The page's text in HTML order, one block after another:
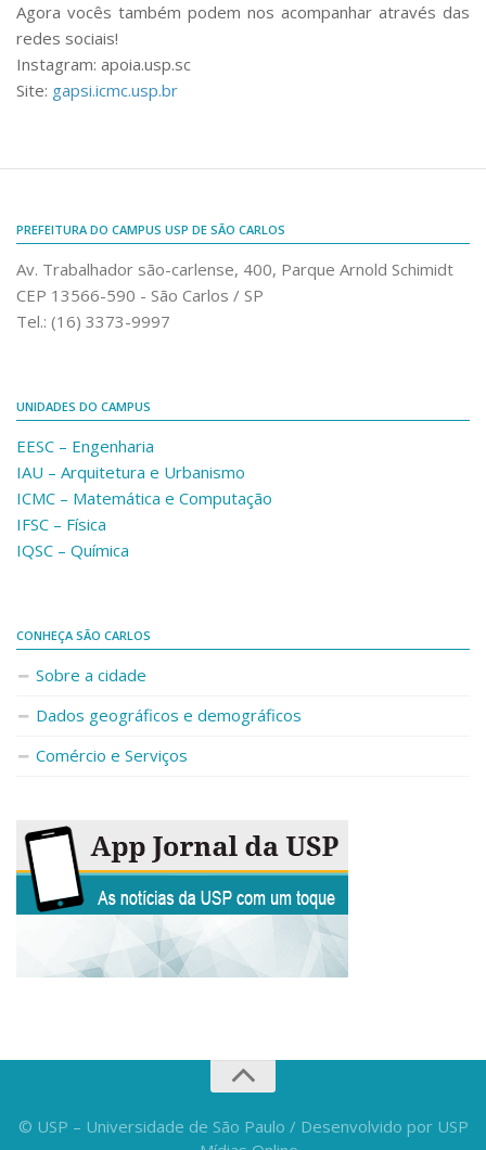
Agora vocês também podem nos acompanhar através das
redes sociais!
Instagram: apoia.usp.sc
Site: gapsi.icmc.usp.br
PREFEITURA DO CAMPUS USP DE SÃO CARLOS
Av. Trabalhador são-carlense, 400, Parque Arnold Schimidt
CEP 13566-590 - São Carlos / SP
Tel.: (16) 3373-9997
UNIDADES DO CAMPUS
EESC – Engenharia
IAU – Arquitetura e Urbanismo
ICMC – Matemática e Computação
IFSC – Física
IQSC – Química
CONHEÇA SÃO CARLOS
Sobre a cidade
Dados geográficos e demográficos
Comércio e Serviços
© USP – Universidade de São Paulo / Desenvolvido por USP